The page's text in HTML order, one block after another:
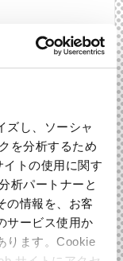
ズし、ソーシャ
を分析するため
トの使用に関す
析パートナーと
の情報を、お客
サービス使用か
ります。Cookie
曲者であ
VS.
した～。